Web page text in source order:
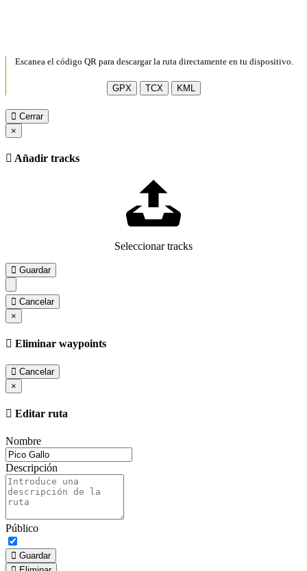
Escanea el código QR para descargar la ruta directamente en tu dispositivo.
GPX TCX KML
Cerrar
×
Añadir tracks
Seleccionar tracks
Guardar
Cancelar
×
Eliminar waypoints
Cancelar
×
Editar ruta
Nombre
Descripción
Público
Guardar